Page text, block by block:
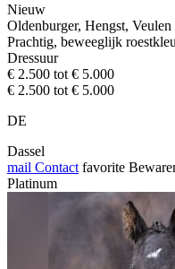
Nieuw
Oldenburger, Hengst,
Prachtig, beweeglijk
Dressuur
€ 2.500 tot € 5.000
€ 2.500 tot € 5.000
DE
Dassel
mail Contact favorite
Platinum